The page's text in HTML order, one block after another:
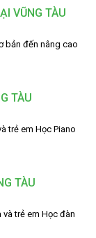
VŨNG TÀU
bản đến nâng cao
TÀU
trẻ em Học Piano
TÀU
và trẻ em Học đàn